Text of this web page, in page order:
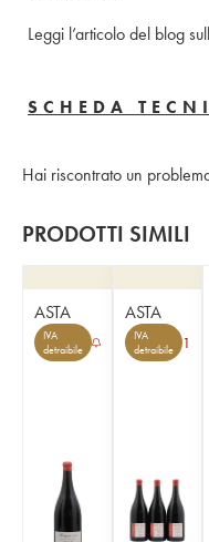
Leggi l’articolo del blog
SCHEDA
Hai riscontrato un
PRODOTTI SIMILI
ASTA
IVA
detraibile
ASTA
IVA
detraibile
1